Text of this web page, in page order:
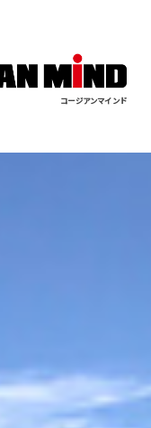
コージアンマインド